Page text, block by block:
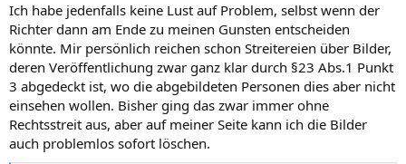
Ich habe jedenfalls keine Lust auf Problem, selbst wenn der
Richter dann am Ende zu meinen Gunsten entscheiden
könnte. Mir persönlich reichen schon Streitereien über Bilder,
deren Veröffentlichung zwar ganz klar durch §23 Abs.1 Punkt
3 abgedeckt ist, wo die abgebildeten Personen dies aber nicht
einsehen wollen. Bisher ging das zwar immer ohne
Rechtsstreit aus, aber auf meiner Seite kann ich die Bilder
auch problemlos sofort löschen.